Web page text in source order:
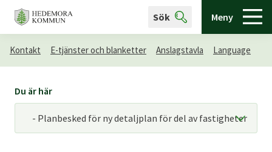
Sök Meny
Kontakt E-tjänster och blanketter Anslagstavla Language
Du är här